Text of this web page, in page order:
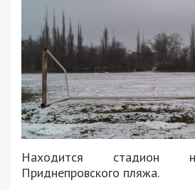
Находится стадион
Приднепровского пляжа.